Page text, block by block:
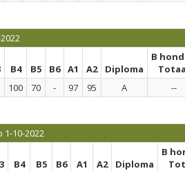
B4 B5 B6 A1 A2 Diploma
B
100 70 - 97 95 A --
10-2022
B4 B5 B6 A1 A2 Diploma
B